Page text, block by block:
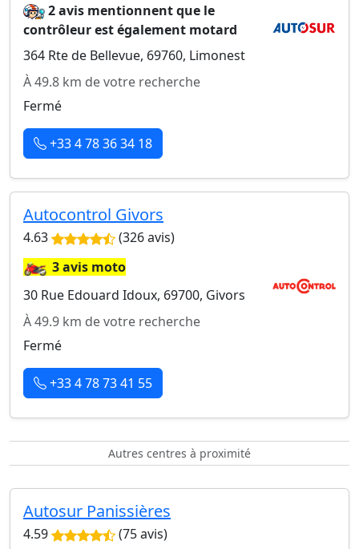
2 avis mentionnent que le
contrôleur est également motard
364 Rte de Bellevue, 69760, Limonest
À 49.8 km de votre recherche
Fermé
+33 4 78 36 34 18
Autocontrol Givors
4.63 (326 avis)
🏍️3 avis moto
30 Rue Edouard Idoux, 69700, Givors
À 49.9 km de votre recherche
Fermé
+33 4 78 73 41 55
Autres centres à proximité
Autosur Panissières
4.59
(75 avis)